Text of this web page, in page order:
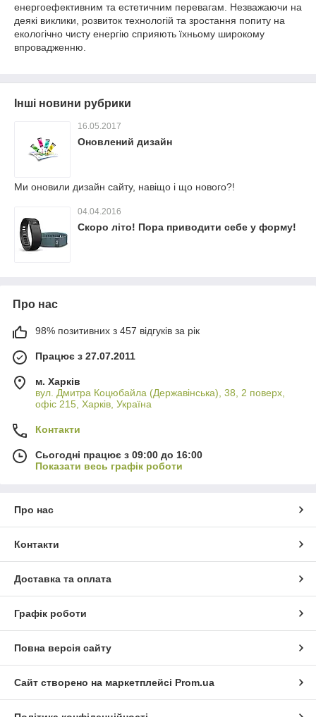
енергоефективним та естетичним перевагам. Незважаючи на
деякі виклики, розвиток технологій та зростання попиту на
екологічно чисту енергію сприяють їхньому широкому
впровадженню.
Інші новини рубрики
16.05.2017
Оновлений дизайн
Ми оновили дизайн сайту, навіщо і що нового?!
04.04.2016
Скоро літо! Пора приводити себе у форму!
Про нас
98% позитивних з 457 відгуків за рік
Працює з 27.07.2011
м. Харків
вул. Дмитра Коцюбайла (Державінська), 38, 2 поверх,
офіс 215, Харків, Україна
Контакти
Сьогодні працює з 09:00 до 16:00
Показати весь графік роботи
Про нас
Контакти
Доставка та оплата
Графік роботи
Повна версія сайту
Сайт створено на маркетплейсі Prom.ua